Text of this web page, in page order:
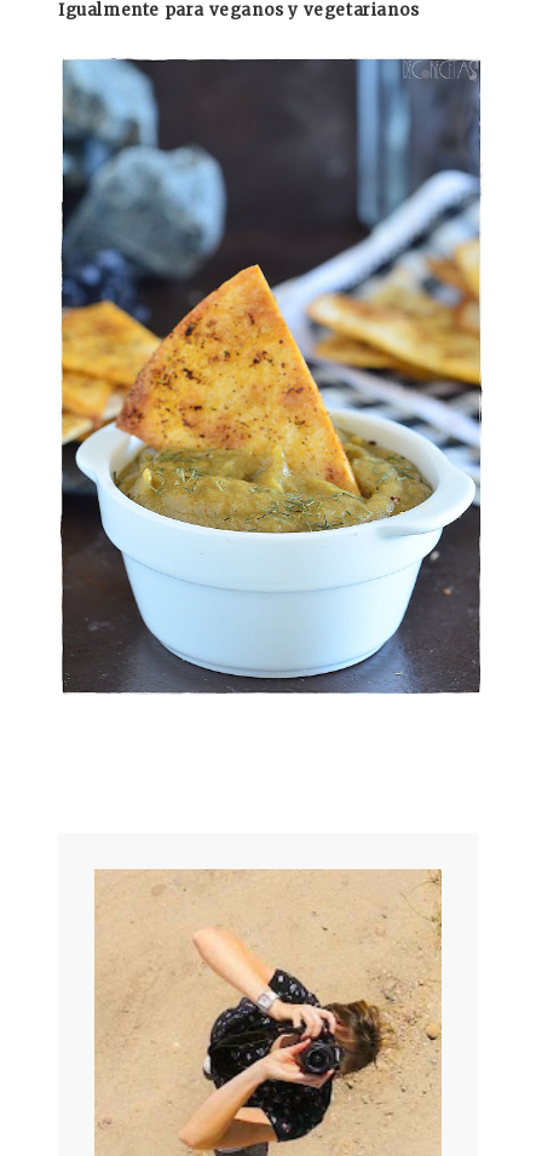
Igualmente para veganos y vegetarianos